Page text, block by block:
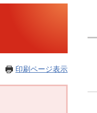
印刷ページ表示